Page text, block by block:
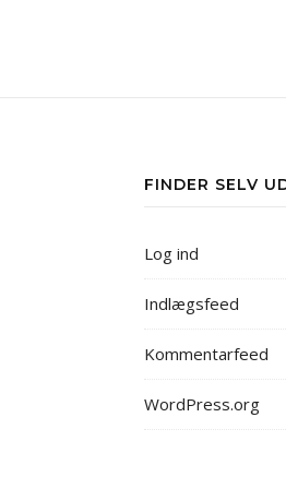
FINDER SELV
Log ind
Indlægsfeed
Kommentarfeed
WordPress.org